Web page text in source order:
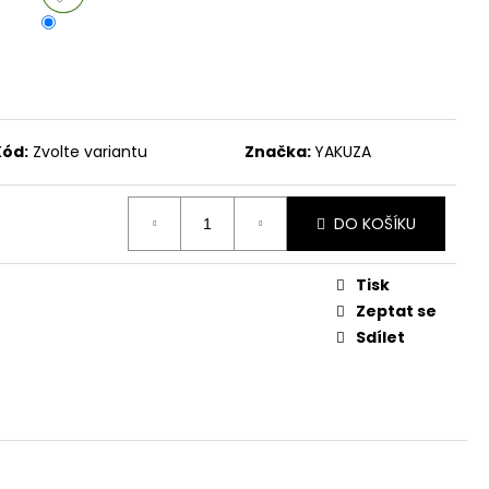
Zvolte variantu Značka:YAKUZA
DO KOŠÍKU
Tisk
Zeptat se
Sdílet